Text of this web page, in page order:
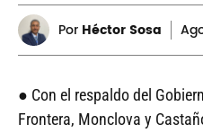
Por Héctor Sosa
● Con el respaldo del
Frontera, Monclova y